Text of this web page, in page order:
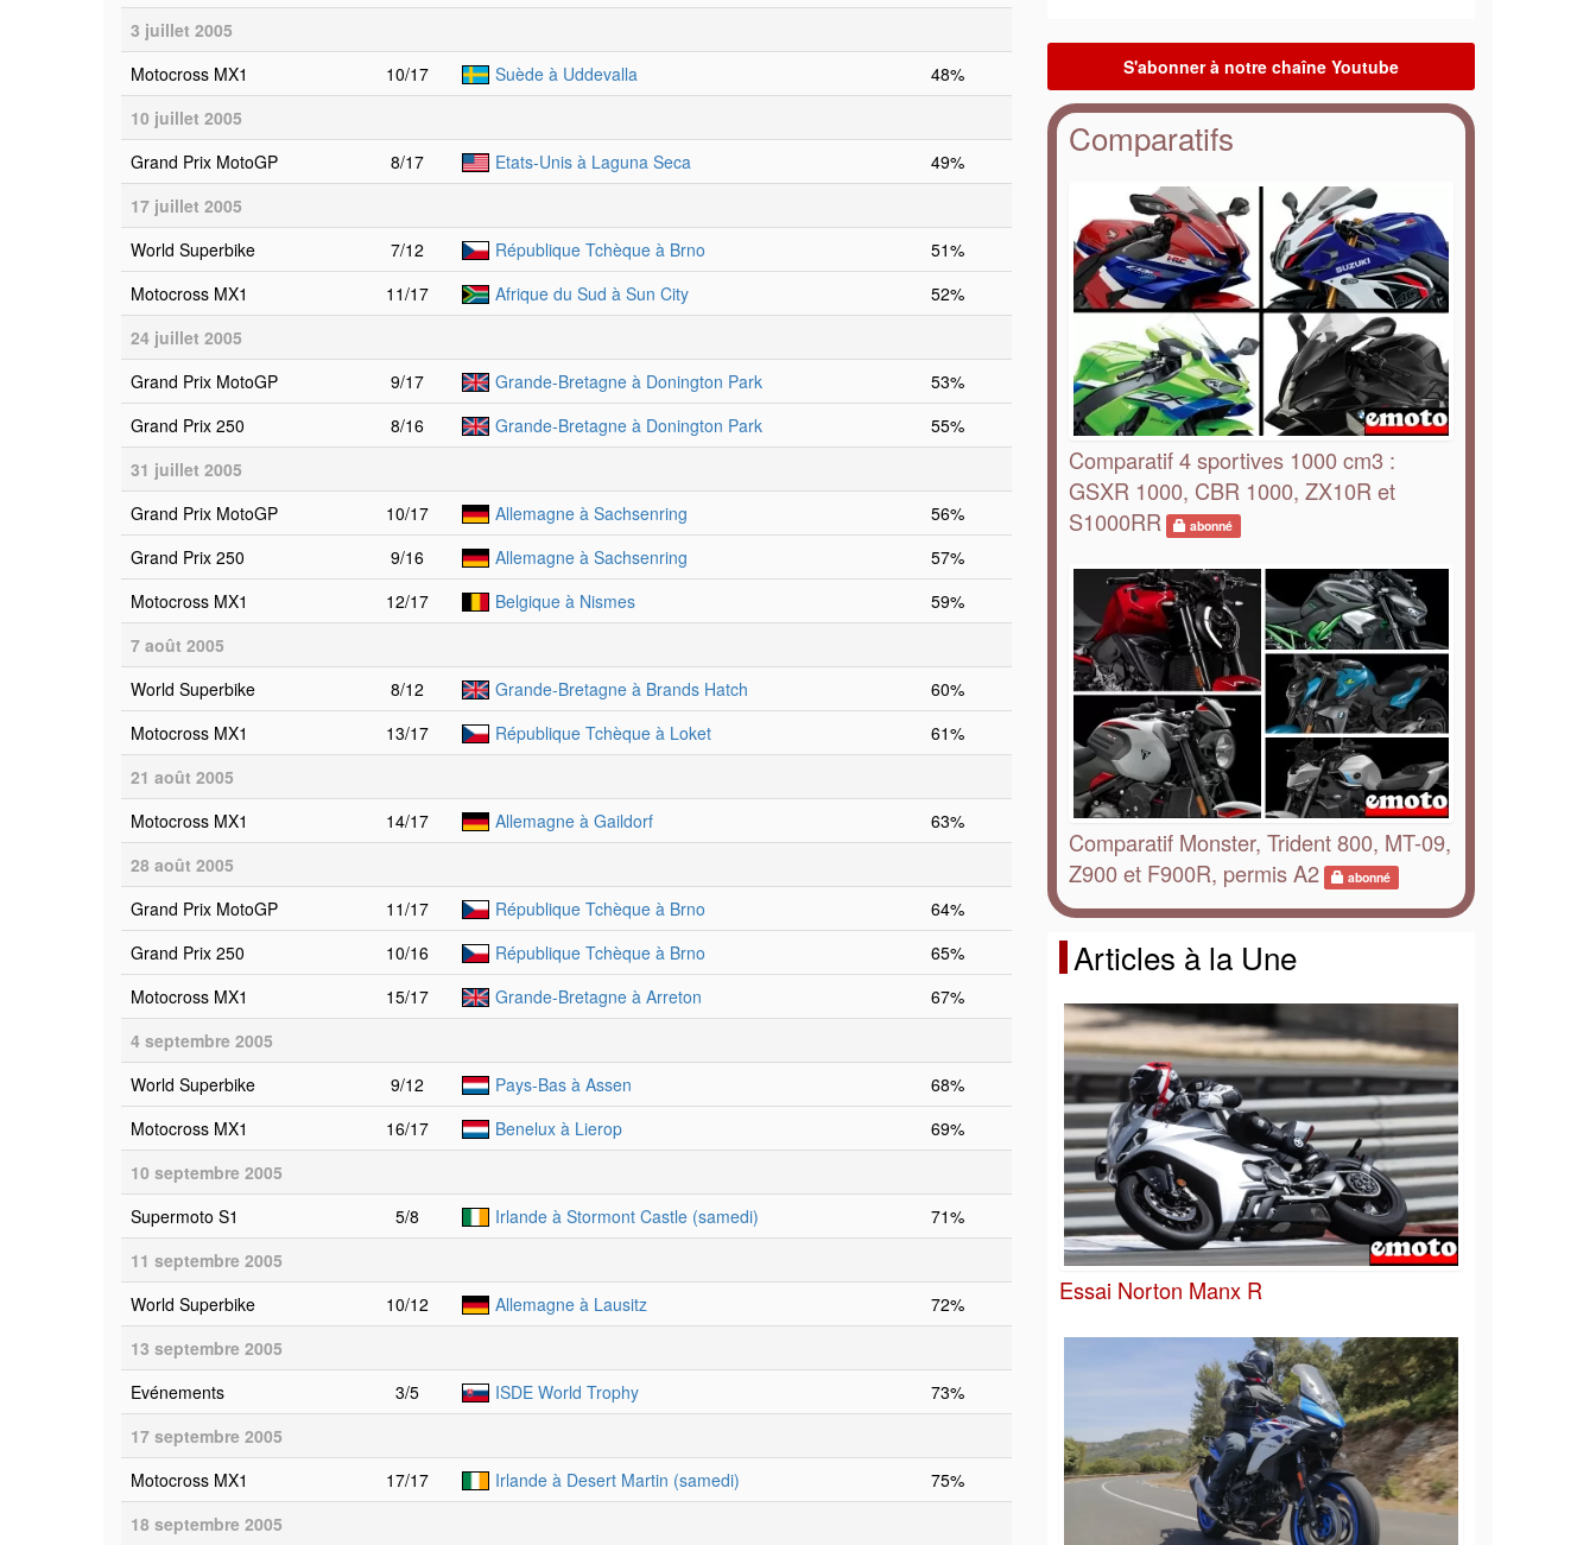
3 juillet 2005
Motocross MX1
10/17 Suède à Uddevalla
48%
10 juillet 2005
Grand Prix MotoGP
8/17 Etats-Unis à Laguna Seca
49%
17 juillet 2005
World Superbike
7/12 République Tchèque à Brno
51%
Motocross MX1
11/17 Afrique du Sud à Sun City
52%
24 juillet 2005
Grand Prix MotoGP
9/17 Grande-Bretagne à Donington Park
53%
Grand Prix 250
8/16 Grande-Bretagne à Donington Park
55%
31 juillet 2005
Grand Prix MotoGP
10/17 Allemagne à Sachsenring
56%
Grand Prix 250
9/16 Allemagne à Sachsenring
57%
Motocross MX1
12/17 Belgique à Nismes
59%
7 août 2005
World Superbike
8/12 Grande-Bretagne à Brands Hatch
60%
Motocross MX1
13/17 République Tchèque à Loket
61%
21 août 2005
Motocross MX1
14/17 Allemagne à Gaildorf
63%
28 août 2005
Grand Prix MotoGP
11/17 République Tchèque à Brno
64%
Grand Prix 250
10/16 République Tchèque à Brno
65%
Motocross MX1
15/17 Grande-Bretagne à Arreton
67%
4 septembre 2005
World Superbike
9/12 Pays-Bas à Assen
68%
Motocross MX1
16/17 Benelux à Lierop
69%
10 septembre 2005
Supermoto S1
5/8 Irlande à Stormont Castle (samedi)
71%
11 septembre 2005
World Superbike
10/12 Allemagne à Lausitz
72%
13 septembre 2005
Evénements
3/5 ISDE World Trophy
73%
17 septembre 2005
Motocross MX1
17/17 Irlande à Desert Martin (samedi)
75%
18 septembre 2005
Comparatifs
Comparatif 4 sportives 1000 cm3 :
GSXR 1000, CBR 1000, ZX10R et
S1000RR
abonné
Comparatif Monster, Trident 800, MT-09,
Z900 et F900R, permis A2
abonné
Articles à la Une
Essai Norton Manx R